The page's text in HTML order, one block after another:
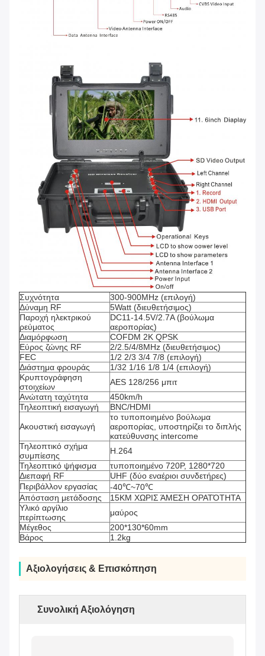
Συχνότητα
300-900MHz (επιλογή)
Δύναμη RF
5Watt (διευθετήσιμος)
Παροχή ηλεκτρικού
ρεύματος
DC11-14.5V/2.7A (βούλωμα
αεροπορίας)
Διαμόρφωση
COFDM 2K QPSK
Εύρος ζώνης RF
2/2.5/4/8MHz (διευθετήσιμος)
FEC
1/2 2/3 3/4 7/8 (επιλογή)
Διάστημα φρουράς
1/32 1/16 1/8 1/4 (επιλογή)
Κρυπτογράφηση
στοιχείων
AES 128/256 μπιτ
Ανώτατη ταχύτητα
450km/h
Τηλεοπτική εισαγωγή
BNC/HDMI
Ακουστική εισαγωγή
το τυποποιημένο βούλωμα
αεροπορίας, υποστηρίζει το διπλής
κατεύθυνσης intercome
Τηλεοπτικό σχήμα
συμπίεσης
H.264
Τηλεοπτικό ψήφισμα
τυποποιημένο 720P, 1280*720
Διεπαφή RF
UHF (δύο εναέριοι συνδετήρες)
Περιβάλλον εργασίας
-40℃~70℃
Απόσταση μετάδοσης
15KM ΧΩΡΙΣ ΆΜΕΣΗ ΟΡΑΤΌΤΗΤΑ
Υλικό αργίλιο
περίπτωσης
μαύρος
Μέγεθος
200*130*60mm
Βάρος
1.2kg
Αξιολογήσεις & Επισκόπηση
Συνολική Αξιολόγηση